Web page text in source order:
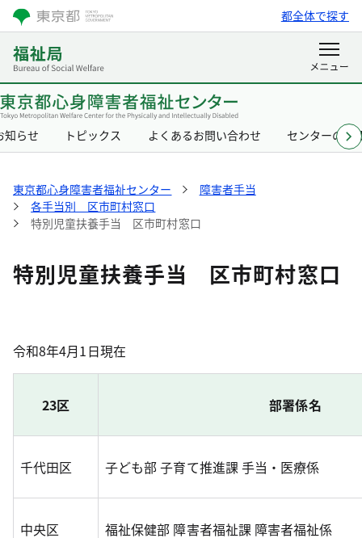
都全体で探す
知らせ トピックス よくあるお問い合わせ センターの概
東京都心身障害者福祉センター
障害者手当
各手当別 区市町村窓口
特別児童扶養手当 区市町村窓口
特別児童扶養手当 区市町村窓口
令和8年4月1日現在
23区 部署係名
千代田区 子ども部 子育て推進課 手当・医療係
中央区 福祉保健部 障害者福祉課 障害者福祉係